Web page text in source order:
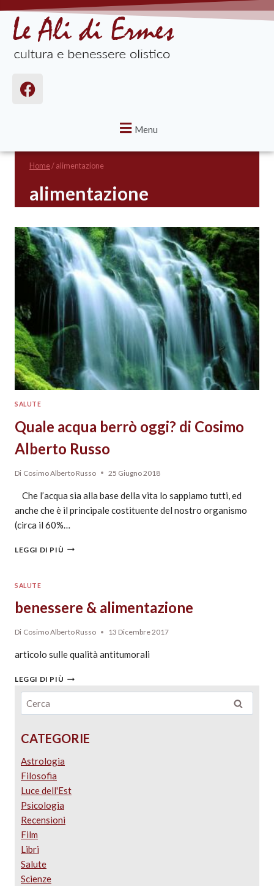
Menu
Home/alimentazione
alimentazione
SALUTE
Quale acqua berrò oggi? di Cosimo
Alberto Russo
Di Cosimo Alberto Russo 25 Giugno 2018
Che l’acqua sia alla base della vita lo sappiamo tutti, ed
anche che è il principale costituente del nostro organismo
(circa il 60%…
LEGGI DI PIÙ
SALUTE
benessere & alimentazione
Di Cosimo Alberto Russo 13 Dicembre 2017
articolo sulle qualità antitumorali
LEGGI DI PIÙ
CATEGORIE
Astrologia
Filosofia
Luce dell'Est
Psicologia
Recensioni
Film
Libri
Salute
Scienze